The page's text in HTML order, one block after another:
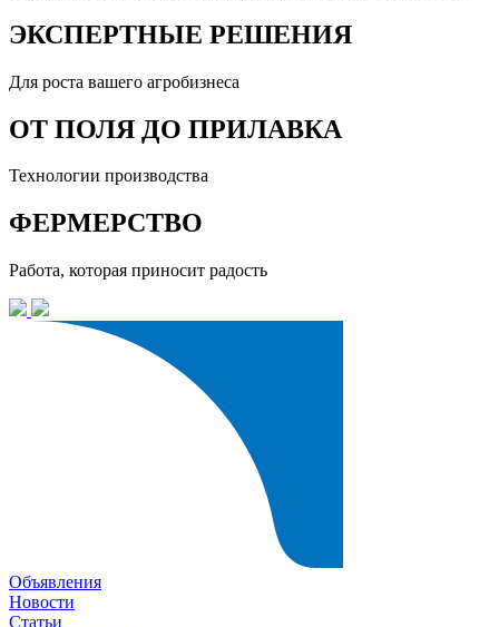
ЭКСПЕРТНЫЕ РЕШЕНИЯ
Для роста вашего агробизнеса
ОТ ПОЛЯ ДО ПРИЛАВКА
Технологии производства
ФЕРМЕРСТВО
Работа, которая приносит радость
Объявления
Новости
Статьи